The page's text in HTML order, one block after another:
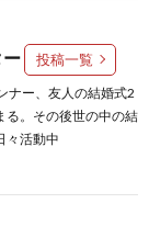
投稿一覧
ナー、友人の結婚式2
る。その後世の中の結
々活動中